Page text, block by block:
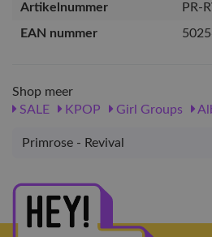
Artikelnummer
PR-
EAN nummer
Shop meer
SALE
KPOP Girl Groups
Primrose - Revival